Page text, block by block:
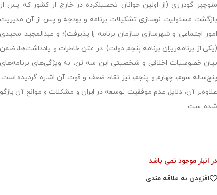
منوچهر گودرزی (از اولین جوانان تحصیلکرده در خارج از کشور که پس از
بازگشت مسئولیت نوسازی تشکیلات برنامه و بودجه و پس از آن مدیریت
امور اجتماعی و شهرسازی سازمان برنامه را پذیرفت)؛ و عبدالمجید مجیدی
(یکی از برنامه‌ریزان برنامه پنجم دولت). در متن خاطرات و یادداشت‌ها، ضمن
بیان خصوصیات اخلاقی و شخصیتی این سه تن، به ویژگی‌های برنامه‌های
پنج‌ساله سوم، چهارم و پنجم، نیز نقاط ضعف و قوت آن اشاره گردیده است.
علاوه‌بر آن، دلایل عدم موفقیت توسعه در ایران و مشکلات و موانع آن بازگو
شده است .
در انبار موجود نمی باشد
افزودن به علاقه مندی